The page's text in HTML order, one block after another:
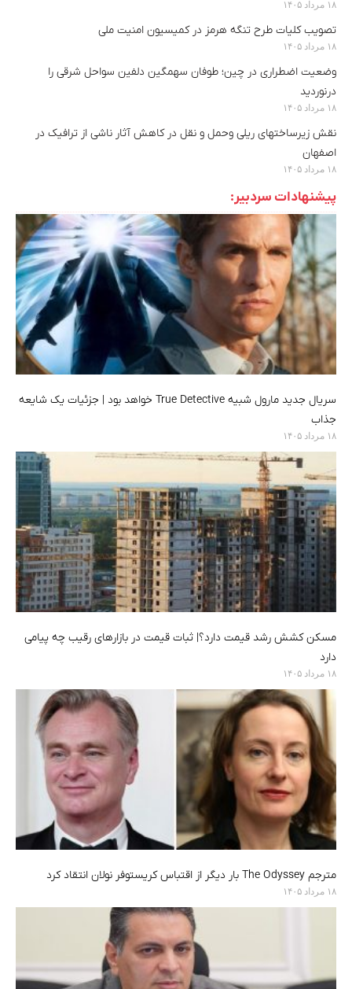
۱۸ مرداد ۱۴۰۵
تصویب کلیات طرح تنگه هرمز در کمیسیون امنیت ملی
۱۸ مرداد ۱۴۰۵
وضعیت اضطراری در چین؛ طوفان سهمگین دلفین سواحل شرقی را
درنوردید
۱۸ مرداد ۱۴۰۵
نقش زیرساختهای ریلی وحمل و نقل در کاهش آثار ناشی از ترافیک در
اصفهان
۱۸ مرداد ۱۴۰۵
پیشنهادات سردبیر:
سریال جدید مارول شبیه True Detective خواهد بود | جزئیات یک شایعه
جذاب
۱۸ مرداد ۱۴۰۵
مسکن کشش رشد قیمت دارد؟| ثبات قیمت در بازارهای رقیب چه پیامی
دارد
۱۸ مرداد ۱۴۰۵
مترجم The Odyssey بار دیگر از اقتباس کریستوفر نولان انتقاد کرد
۱۸ مرداد ۱۴۰۵